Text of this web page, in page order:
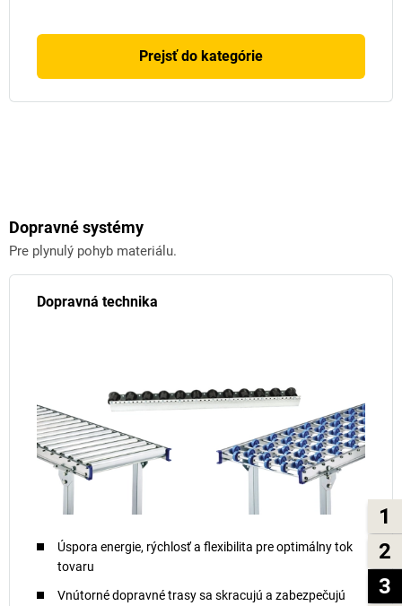
1
2
3
Prejsť do kategórie
Dopravné systémy
Pre plynulý pohyb materiálu.
Dopravná technika
Úspora energie, rýchlosť a flexibilita pre optimálny tok
tovaru
Vnútorné dopravné trasy sa skracujú a zabezpečujú